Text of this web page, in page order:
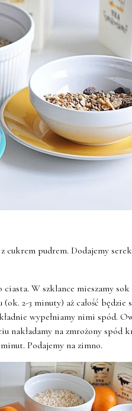
pudrem. Dodajemy
W szklance mieszamy
2-3 minuty) aż całość będzie
wypełniamy nimi spód.
nakładamy na zmrożony spód
Podajemy na zimno.